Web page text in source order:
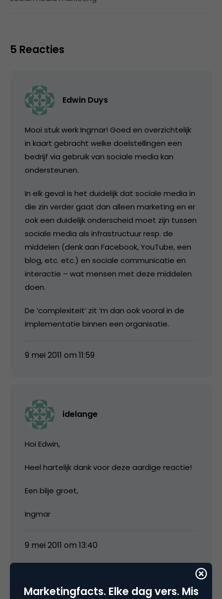
5 Reacties
Edwin Duys
Mooi stuk werk Ingmar! Goed en overzichtelijk
in kaart gebracht welke doelstellingen een
bedrijf via gebruik van sociale media kan
ondersteunen.
In elk geval is het duidelijk dat sociale media in
die zin verder gaat dan alleen marketing en er
ook een duidelijk onderscheid moet zijn tussen
sociale media als infrastructuur resp. de
middelen (denk aan Facebook, YouTube, een
blog, etc. etc.) en sociale communicatie en
interactie – wat mensen met deze middelen
doen.
De ‘complexiteit’ zit ‘m dan ook vooral in de
implementatie binnen een organisatie.
9 mei 2011 om 11:59
idelange
Hoi Edwin,
Heel hartelijk dank voor deze aardige reactie!
Een blije groet,
Ingmar
9 mei 2011 om 13:40
Marketingfacts. Elke dag vers. Mis